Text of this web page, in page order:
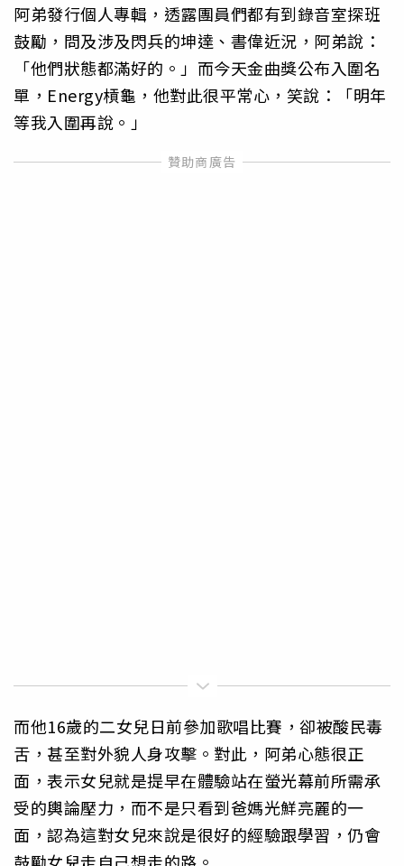
阿弟發行個人專輯，透露團員們都有到錄音室探班
鼓勵，問及涉及閃兵的坤達、書偉近況，阿弟說：
「他們狀態都滿好的。」而今天金曲獎公布入圍名
單，Energy槓龜，他對此很平常心，笑說：「明年
等我入圍再說。」
而他16歲的二女兒日前參加歌唱比賽，卻被酸民毒
舌，甚至對外貌人身攻擊。對此，阿弟心態很正
面，表示女兒就是提早在體驗站在螢光幕前所需承
受的輿論壓力，而不是只看到爸媽光鮮亮麗的一
面，認為這對女兒來說是很好的經驗跟學習，仍會